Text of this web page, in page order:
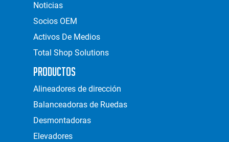
Noticias
Socios OEM
Activos De Medios
Total Shop Solutions
Productos
Alineadores de dirección
Balanceadoras de Ruedas
Desmontadoras
Elevadores